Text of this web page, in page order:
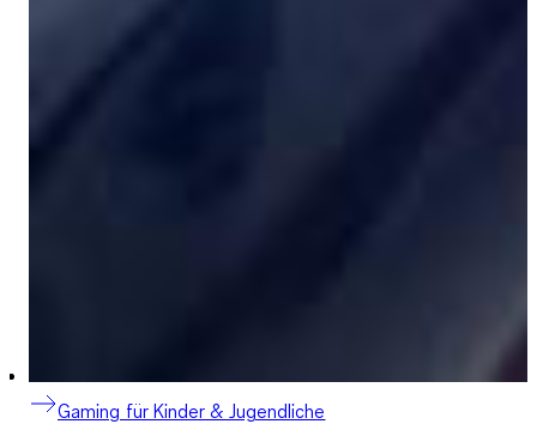
Gaming für Kinder & Jugendliche